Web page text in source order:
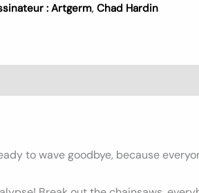
:Artgerm, Chad Hardin
to wave goodbye, because